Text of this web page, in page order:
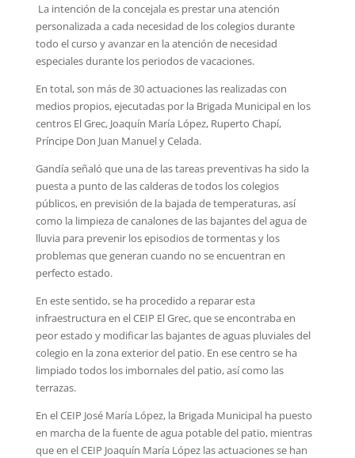
La intención de la concejala es prestar una atención
personalizada a cada necesidad de los colegios durante
todo el curso y avanzar en la atención de necesidad
especiales durante los periodos de vacaciones.
En total, son más de 30 actuaciones las realizadas con
medios propios, ejecutadas por la Brigada Municipal en los
centros El Grec, Joaquín María López, Ruperto Chapí,
Príncipe Don Juan Manuel y Celada.
Gandía señaló que una de las tareas preventivas ha sido la
puesta a punto de las calderas de todos los colegios
públicos, en previsión de la bajada de temperaturas, así
como la limpieza de canalones de las bajantes del agua de
lluvia para prevenir los episodios de tormentas y los
problemas que generan cuando no se encuentran en
perfecto estado.
En este sentido, se ha procedido a reparar esta
infraestructura en el CEIP El Grec, que se encontraba en
peor estado y modificar las bajantes de aguas pluviales del
colegio en la zona exterior del patio. En ese centro se ha
limpiado todos los imbornales del patio, así como las
terrazas.
En el CEIP José María López, la Brigada Municipal ha puesto
en marcha de la fuente de agua potable del patio, mientras
que en el CEIP Joaquín María López las actuaciones se han